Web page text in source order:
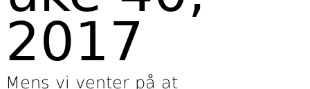
2017
Mens vi venter på at